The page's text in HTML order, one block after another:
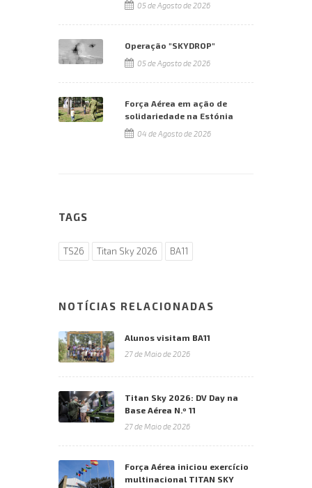
05 de Agosto de 2026
Operação "SKYDROP"
05 de Agosto de 2026
Força Aérea em ação de
solidariedade na Estónia
04 de Agosto de 2026
TAGS
TS26 Titan Sky 2026 BA11
NOTÍCIAS RELACIONADAS
Alunos visitam BA11
27 de Maio de 2026
Titan Sky 2026: DV Day na
Base Aérea N.º 11
27 de Maio de 2026
Força Aérea iniciou exercício
multinacional TITAN SKY